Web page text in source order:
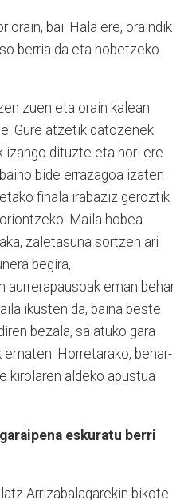
orain, bai. Hala ere, oraindik
berria da eta hobetzeko
zuen eta orain kalean
Gure atzetik datozenek
dituzte eta hori ere
bide errazagoa izaten
finala irabaziz geroztik
Maila hobea
zaletasuna sortzen ari
begira,
eman behar
ikusten da, baina beste
bezala, saiatuko gara
ematen. Horretarako, behar-
kirolaren aldeko apustua
eskuratu berri
Arrizabalagarekin bikote